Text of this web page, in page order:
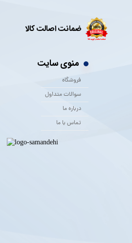
منوی سایت
فروشگاه
سوالات متداول
درباره ما
تماس با ما
ضمانت اصالت کالا